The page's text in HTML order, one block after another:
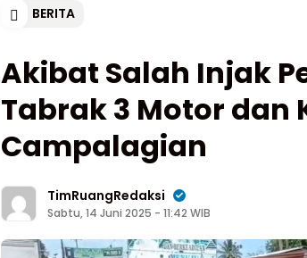
BERITA
Akibat Salah Injak
Tabrak 3 Motor dan
Campalagian
TimRuangRedaksi
Sabtu, 14 Juni 2025 - 11:42 WIB